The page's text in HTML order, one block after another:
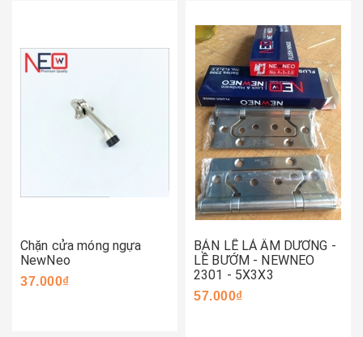
Chặn cửa móng ngựa
NewNeo
37.000₫
BẢN LỀ LÁ ÂM DƯƠNG -
LỀ BƯỚM - NEWNEO
2301 - 5X3X3
57.000₫